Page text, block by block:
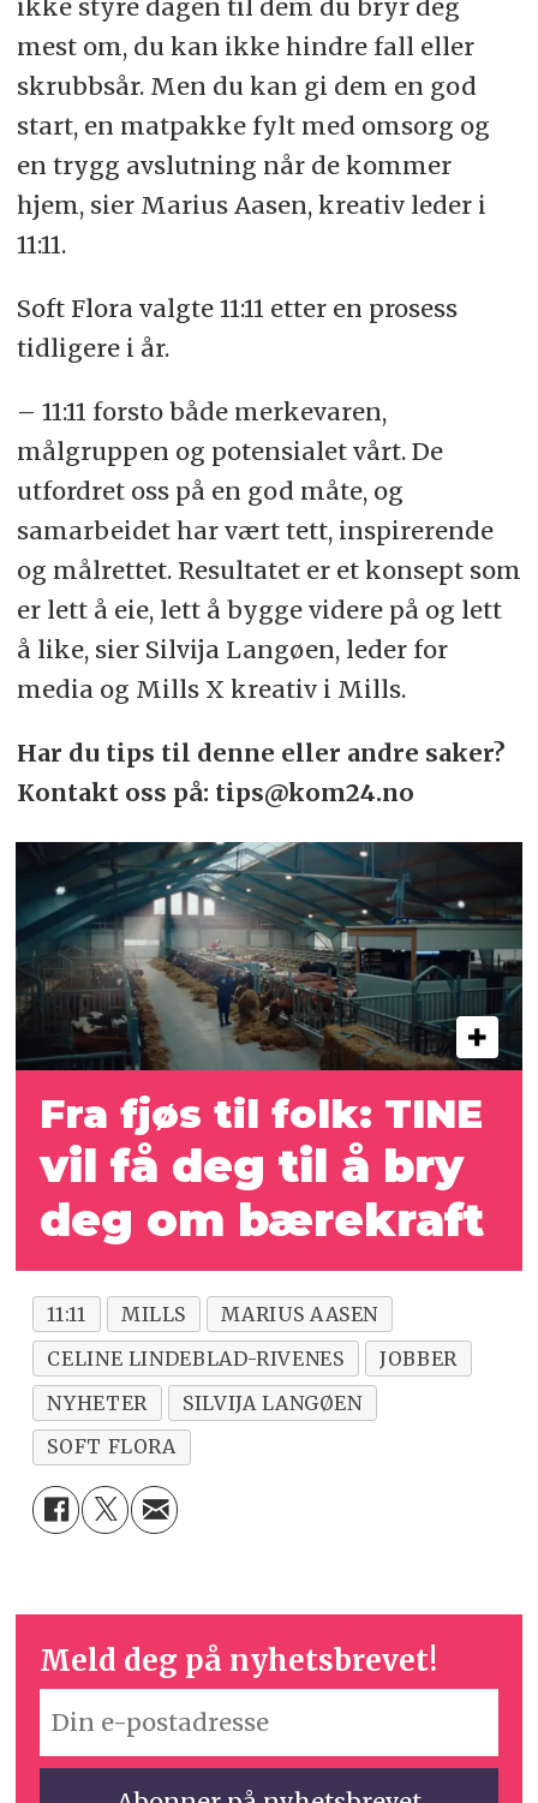
ikke styre dagen til dem du bryr deg
mest om, du kan ikke hindre fall eller
skrubbsår. Men du kan gi dem en god
start, en matpakke fylt med omsorg og
en trygg avslutning når de kommer
hjem, sier Marius Aasen, kreativ leder i
11:11.
Soft Flora valgte 11:11 etter en prosess
tidligere i år.
– 11:11 forsto både merkevaren,
målgruppen og potensialet vårt. De
utfordret oss på en god måte, og
samarbeidet har vært tett, inspirerende
og målrettet. Resultatet er et konsept som
er lett å eie, lett å bygge videre på og lett
å like, sier Silvija Langøen, leder for
media og Mills X kreativ i Mills.
Har du tips til denne eller andre saker?
Kontakt oss på: tips@kom24.no
Fra fjøs til folk: TINE
vil få degtil å bry
deg om bærekraft
11:11 MILLS
MARIUS AASEN
CELINE LINDEBLAD-RIVENES
JOBBER
NYHETER
SILVIJA LANGØEN
SOFT FLORA
Meld deg på nyhetsbrevet!